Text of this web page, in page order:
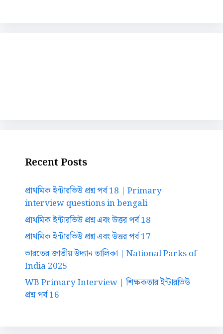
Recent Posts
প্রাথমিক ইন্টারভিউ প্রশ্ন পর্ব 18 | Primary
interview questions in bengali
প্রাথমিক ইন্টারভিউ প্রশ্ন এবং উত্তর পর্ব 18
প্রাথমিক ইন্টারভিউ প্রশ্ন এবং উত্তর পর্ব 17
ভারতের জাতীয় উদ্যান তালিকা | National Parks of
India 2025
WB Primary Interview | শিক্ষকতার ইন্টারভিউ
প্রশ্ন পর্ব 16